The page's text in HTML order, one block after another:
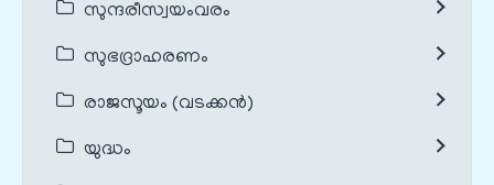
സുന്ദരീസ്വയംവരം
സുഭദ്രാഹരണം
രാജസൂയം (വടക്കൻ)
യുദ്ധം